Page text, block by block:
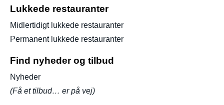
Lukkede restauranter
Midlertidigt lukkede restauranter
Permanent lukkede restauranter
Find nyheder og tilbud
Nyheder
(Få et tilbud… er på vej)